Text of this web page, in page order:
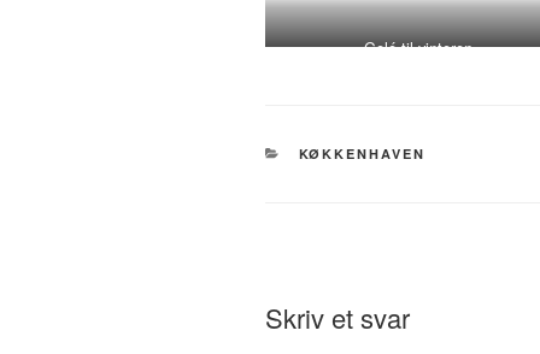
Gelé til vinteren
KATEGORIER
KØKKENHAVEN
Skriv et svar